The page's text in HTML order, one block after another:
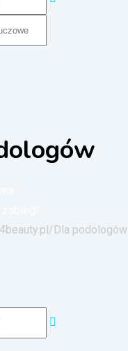
Dla podologów